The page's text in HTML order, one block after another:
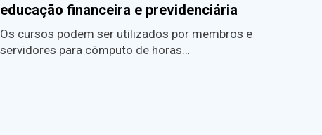
educação financeira e previdenciária
Os cursos podem ser utilizados por membros e
servidores para cômputo de horas…